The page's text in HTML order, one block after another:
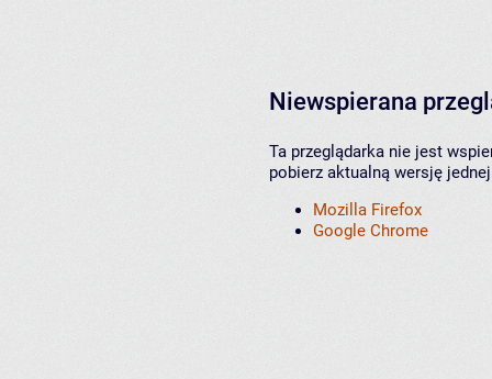
Niewspierana
Ta przeglądarka nie jest
pobierz aktualną wersję
Mozilla Firefox
Google Chrome